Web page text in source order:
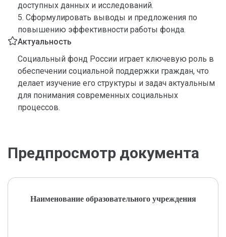
доступных данных и исследований.
5. Сформулировать выводы и предложения по
повышению эффективности работы фонда.
Актуальность
Социальный фонд России играет ключевую роль в
обеспечении социальной поддержки граждан, что
делает изучение его структуры и задач актуальным
для понимания современных социальных
процессов.
Предпросмотр документа
Наименование образовательного учреждения